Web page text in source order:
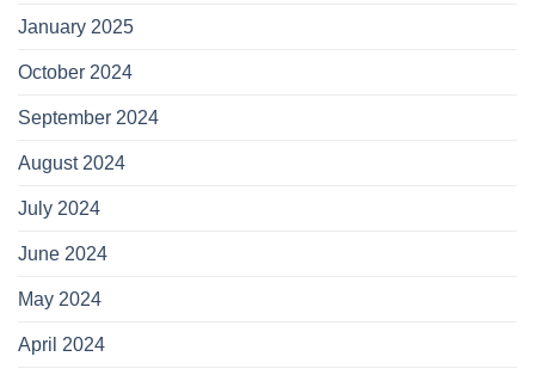
January 2025
October 2024
September 2024
August 2024
July 2024
June 2024
May 2024
April 2024